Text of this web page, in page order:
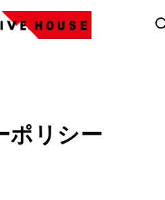
ポリシー